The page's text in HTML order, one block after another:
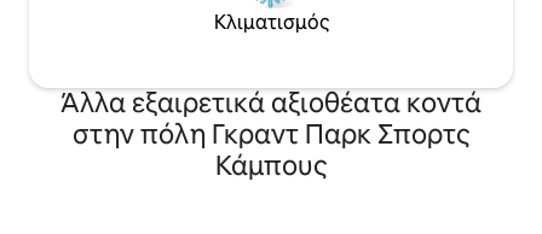
Κλιματισμός
Άλλα εξαιρετικά αξιοθέατα κοντά
στην πόλη Γκραντ Παρκ Σπορτς
Κάμπους